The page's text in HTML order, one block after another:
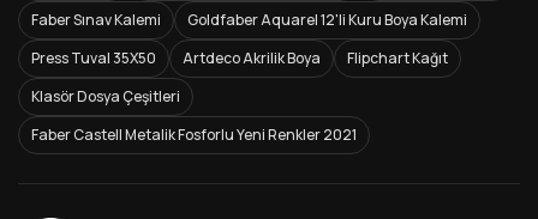
Faber Sınav Kalemi
Goldfaber Aquarel 12'li Kuru Boya Kalemi
Press Tuval 35X50
Artdeco Akrilik Boya
Flipchart Kağıt
Klasör Dosya Çeşitleri
Faber Castell Metalik Fosforlu Yeni Renkler 2021